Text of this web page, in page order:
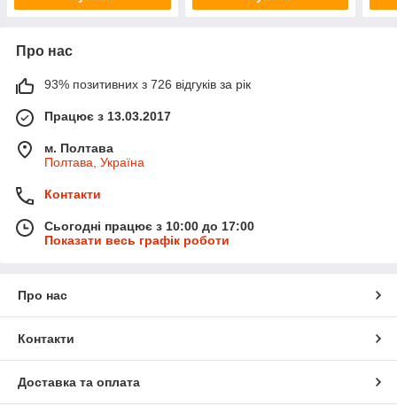
Про нас
93% позитивних з 726 відгуків за рік
Працює з 13.03.2017
м. Полтава
Полтава, Україна
Контакти
Сьогодні працює з 10:00 до 17:00
Показати весь графік роботи
Про нас
Контакти
Доставка та оплата